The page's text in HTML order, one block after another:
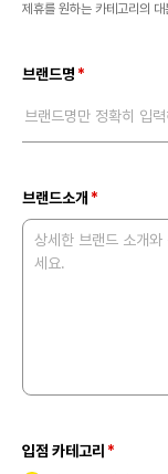
제휴를 원하는 카테고리의
브랜드명
브랜드명만 정확히 입
브랜드소개
상세한 브랜드 소개
세요.
입점 카테고리